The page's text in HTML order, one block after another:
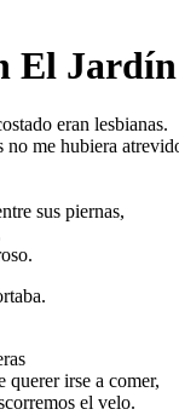
El
eran lesbianas.
no me hubiera
sus piernas,
querer irse a comer,
el velo.